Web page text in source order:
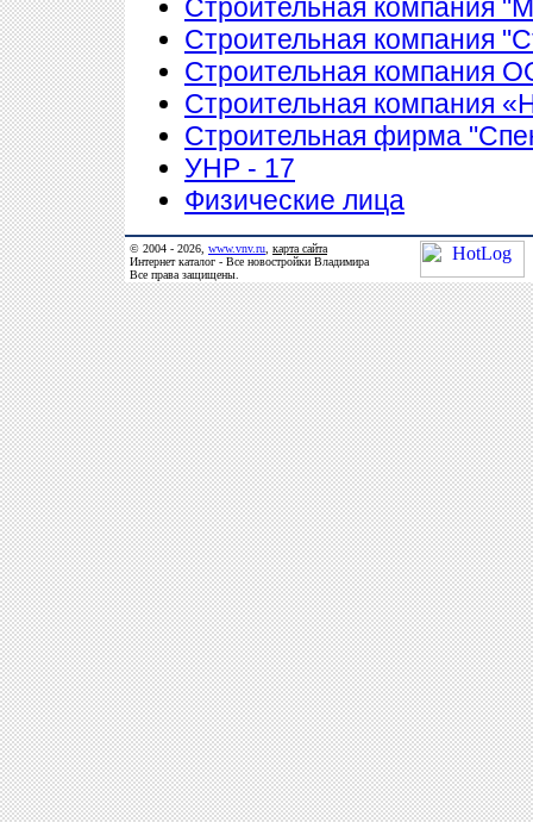
Строительная компания
Строительная компания
Строительная компания
Строительная компания
Строительная фирма
УНР - 17
Физические лица
© 2004 - 2026, www.vnv.ru карта сайта
Интернет каталог - Все новостройки Владимира
Все права защищены.